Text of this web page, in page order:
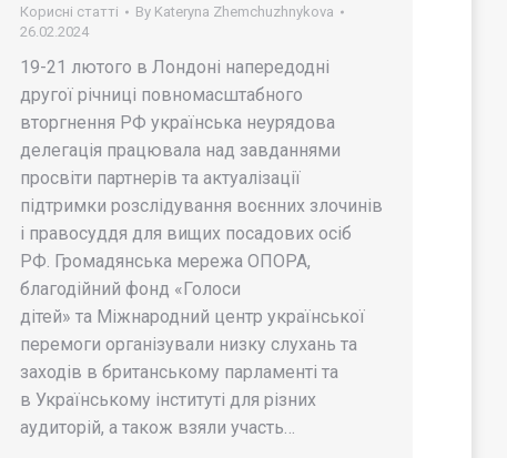
Корисні статті By Kateryna Zhemchuzhnykova
26.02.2024
19-21 лютого в Лондоні напередодні
другої річниці повномасштабного
вторгнення РФ українська неурядова
делегація працювала над завданнями
просвіти партнерів та актуалізації
підтримки розслідування воєнних злочинів
і правосуддя для вищих посадових осіб
РФ. Громадянська мережа ОПОРА,
благодійний фонд «Голоси
дітей» та Міжнародний центр української
перемоги організували низку слухань та
заходів в британському парламенті та
в Українському інституті для різних
аудиторій, а також взяли участь…